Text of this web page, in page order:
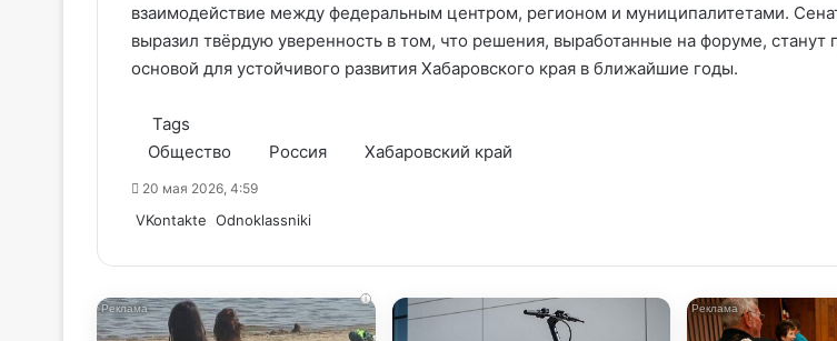
взаимодействие между федеральным центром, регионом и муниципалитетами.
выразил твёрдую уверенность в том, что решения, выработанные на форуме, станут
основой для устойчивого развития Хабаровского края в ближайшие годы.
Tags
Общество
Россия Хабаровский край
20 мая 2026, 4:59
VKontakte Odnoklassniki
Email
i